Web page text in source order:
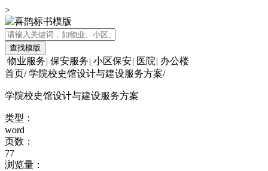
>
查找模版
物业服务| 保安服务| 小区保安| 医院| 办公楼
首页/ 学院校史馆设计与建设服务方案/
学院校史馆设计与建设服务方案
类型：
word
页数：
77
浏览量：